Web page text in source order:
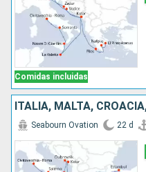
Comidas incluidas
Seabourn Ovation 22 d